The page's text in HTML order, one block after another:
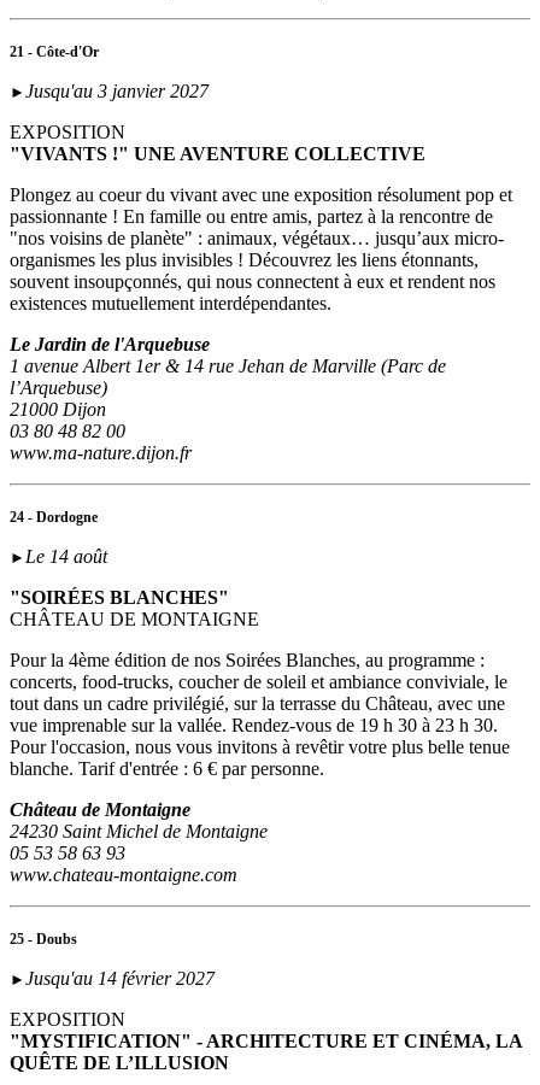
21 - Côte-d'Or
► Jusqu'au 3 janvier 2027
EXPOSITION
"VIVANTS !" UNE AVENTURE COLLECTIVE
Plongez au coeur du vivant avec une exposition résolument pop et
passionnante ! En famille ou entre amis, partez à la rencontre de
"nos voisins de planète" : animaux, végétaux… jusqu’aux micro-
organismes les plus invisibles ! Découvrez les liens étonnants,
souvent insoupçonnés, qui nous connectent à eux et rendent nos
existences mutuellement interdépendantes.
Le Jardin de l'Arquebuse
1 avenue Albert 1er & 14 rue Jehan de Marville (Parc de
l’Arquebuse)
21000 Dijon
03 80 48 82 00
www.ma-nature.dijon.fr
24 - Dordogne
► Le 14 août
"SOIRÉES BLANCHES"
CHÂTEAU DE MONTAIGNE
Pour la 4ème édition de nos Soirées Blanches, au programme :
concerts, food-trucks, coucher de soleil et ambiance conviviale, le
tout dans un cadre privilégié, sur la terrasse du Château, avec une
vue imprenable sur la vallée. Rendez-vous de 19 h 30 à 23 h 30.
Pour l'occasion, nous vous invitons à revêtir votre plus belle tenue
blanche. Tarif d'entrée : 6 € par personne.
Château de Montaigne
24230 Saint Michel de Montaigne
05 53 58 63 93
www.chateau-montaigne.com
25 - Doubs
► Jusqu'au 14 février 2027
EXPOSITION
"MYSTIFICATION" - ARCHITECTURE ET CINÉMA, LA
QUÊTE DE L’ILLUSION